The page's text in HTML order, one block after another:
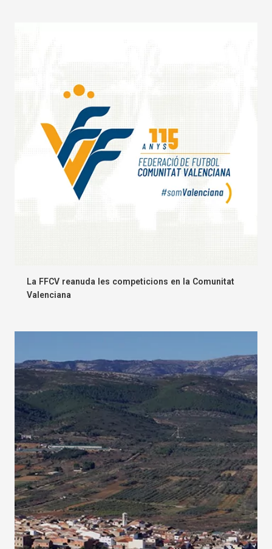
La FFCV reanuda les competicions en la Comunitat
Valenciana